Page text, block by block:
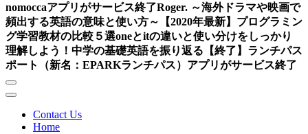
nomoccaアプリがサービス終了Roger. ～海外ドラマや映画で
頻出する英語の意味と使い方～
【2020年最新】プログラミン
グ学習教材の比較５選oneとitの違いと使い分けをしっかり
理解しよう！中学の基礎英語を振り返る 【終了】ランチパス
ポート（新名：EPARKランチパス）アプリがサービス終了
Contact Us
Home